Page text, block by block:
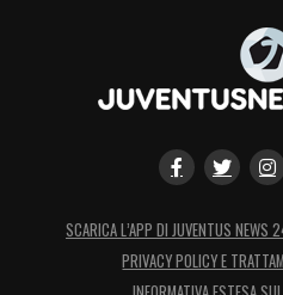
SCARICA L’APP DI JUVENTUS NEWS
PRIVACY POLICY E